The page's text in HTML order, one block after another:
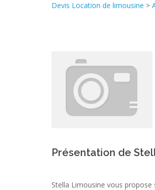
Devis Location de limousine >
Présentation de
Stella Limousine vous